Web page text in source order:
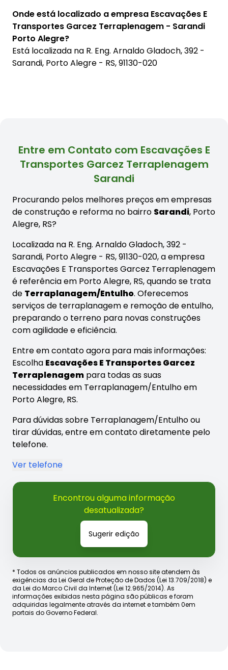
Onde está localizado a empresa Escavações E
Transportes Garcez Terraplenagem - Sarandi
Porto Alegre?
Está localizada na R. Eng. Arnaldo Gladoch, 392 -
Sarandi, Porto Alegre - RS, 91130-020
Entre em Contato com Escavações E
Transportes Garcez Terraplenagem
Sarandi
Procurando pelos melhores preços em empresas
de construção e reforma no bairro Sarandi, Porto
Alegre, RS?
Localizada na R. Eng. Arnaldo Gladoch, 392 -
Sarandi, Porto Alegre - RS, 91130-020, a empresa
Escavações E Transportes Garcez Terraplenagem
é referência em Porto Alegre, RS, quando se trata
de Terraplanagem/Entulho. Oferecemos
serviços de terraplanagem e remoção de entulho,
preparando o terreno para novas construções
com agilidade e eficiência.
Entre em contato agora para mais informações:
Escolha Escavações E Transportes Garcez
Terraplenagem para todas as suas
necessidades em Terraplanagem/Entulho em
Porto Alegre, RS.
Para dúvidas sobre Terraplanagem/Entulho ou
tirar dúvidas, entre em contato diretamente pelo
telefone.
Ver telefone
Encontrou alguma informação
desatualizada?
Sugerir edição
* Todos os anúncios publicados em nosso site atendem às
exigências da Lei Geral de Proteção de Dados (Lei 13.709/2018) e
da Lei do Marco Civil da Internet (Lei 12.965/2014). As
informações exibidas nesta página são públicas e foram
adquiridas legalmente através da internet e também 0em
portais do Governo Federal.